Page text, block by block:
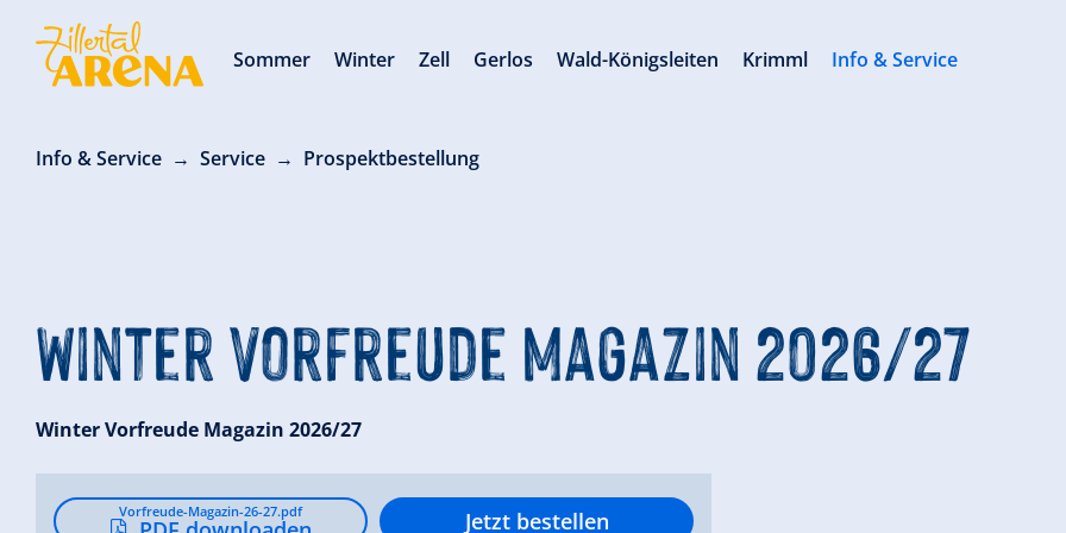
Info & Service Service Prospektbestellung
Winter Vorfreude Magazin 2026/27
Winter Vorfreude Magazin 2026/27
Vorfreude-Magazin-26-27.pdf Jetzt bestellen
Sommer Winter Zell Gerlos Wald-Königsleiten Krimml Info & Service